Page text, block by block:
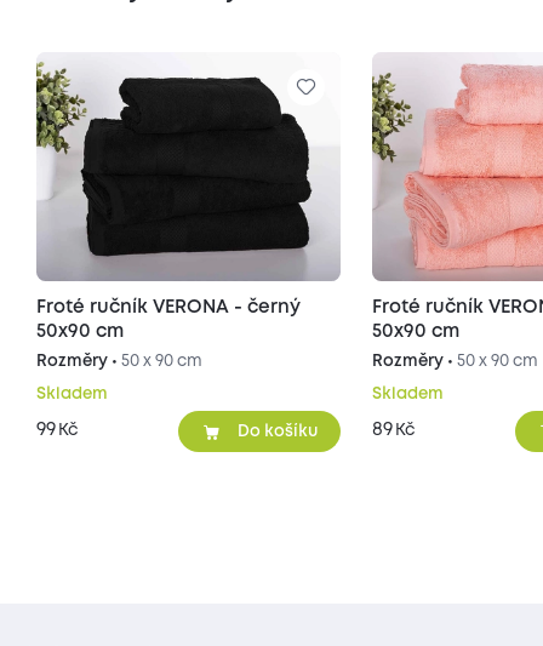
Froté ručník VERONA - černý
50x90 cm
Rozměry • 50 x 90 cm
Skladem
99 Kč Do košíku
Froté ručník
50x90 cm
Rozměry •50 x 90 cm
Skladem
89 Kč